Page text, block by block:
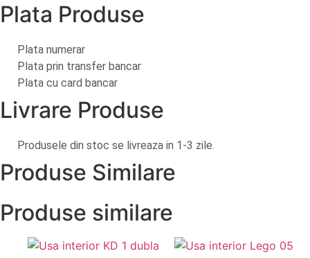
Plata Produse
Plata numerar
Plata prin transfer bancar
Plata cu card bancar
Livrare Produse
Produsele din stoc se livreaza in 1-3 zile.
Produse Similare
Produse similare